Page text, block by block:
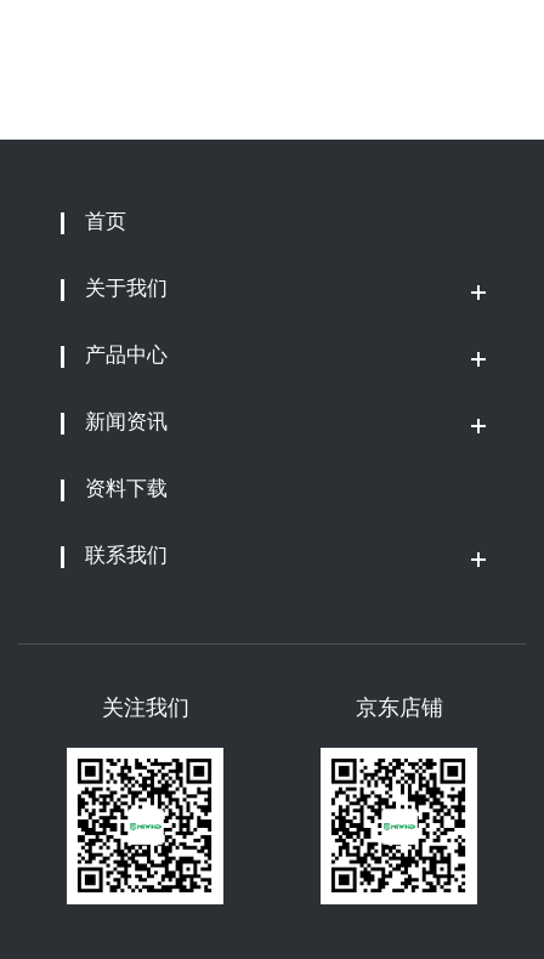
首页
关于我们
产品中心
新闻资讯
资料下载
联系我们
京东店铺
关注我们